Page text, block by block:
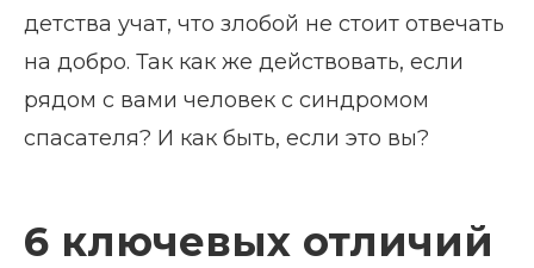
детства учат, что злобой не стоит отвечать
на добро. Так как же действовать, если
рядом с вами человек с синдромом
спасателя? И как быть, если это вы?
6 ключевых отличий